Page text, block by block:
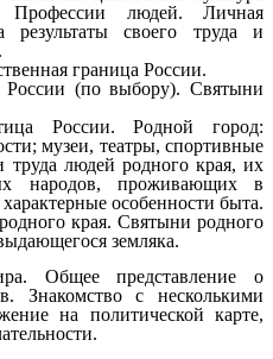
людей. Личная
результаты своего труда и
граница России.
России (по выбору). Святыни
России. Родной город:
музеи, театры, спортивные
людей родного края, их
народов, проживающих в
особенности быта.
края. Святыни родного
земляка.
Общее представление о
Знакомство с несколькими
на политической карте,